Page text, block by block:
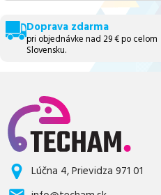
Doprava zdarma
pri objednávke nad 29 € po celom
Slovensku.
Lúčna 4, Prievidza 971 01